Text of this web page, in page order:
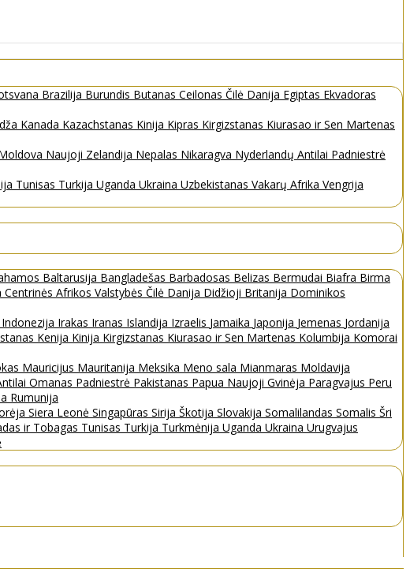
Brazilija Burundis Butanas Ceilonas Čilė Danija Egiptas Ekvadoras
Kanada Kazachstanas Kinija Kipras Kirgizstanas Kiurasao ir Sen Martenas
Naujoji Zelandija Nepalas Nikaragva Nyderlandų Antilai Padniestrė
Tunisas Turkija Uganda Ukraina Uzbekistanas Vakarų Afrika Vengrija
Baltarusija Bangladešas Barbadosas Belizas Bermudai Biafra Birma
Centrinės Afrikos Valstybės Čilė Danija Didžioji Britanija Dominikos
Indonezija Irakas Iranas Islandija Izraelis Jamaika Japonija Jemenas Jordanija
Kenija Kinija Kirgizstanas Kiurasao ir Sen Martenas Kolumbija Komorai
Mauricijus Mauritanija Meksika Meno sala Mianmaras Moldavija
Omanas Padniestrė Pakistanas Papua Naujoji Gvinėja Paragvajus Peru
Rumunija
Siera Leonė Singapūras Sirija Škotija Slovakija Somalilandas Somalis Šri
ir Tobagas Tunisas Turkija Turkmėnija Uganda Ukraina Urugvajus